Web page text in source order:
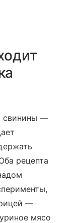
свинины —
рецепта
—
мясо